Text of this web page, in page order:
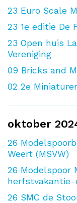
23 Euro Scale
23 1e editie De
23 Open huis
Vereniging
09 Bricks and
02 2e
oktober
26
Weert (MSVW)
26 Modelspoor
herfstvakantie-
26 SMC de